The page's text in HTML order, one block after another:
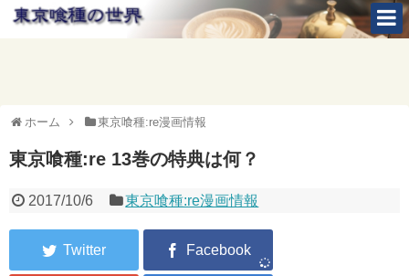
ホーム 東京喰種:re漫画情報
東京喰種:re 13巻の特典は何？
2017/10/6 東京喰種:re漫画情報